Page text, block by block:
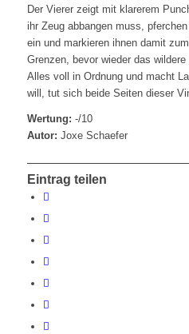
Der Vierer zeigt mit klarerem
ihr Zeug abbangen muss,
ein und markieren ihnen damit
Grenzen, bevor wieder das
Alles voll in Ordnung und macht
will, tut sich beide Seiten dieser
Wertung: -/10
Autor: Joxe Schaefer
Eintrag teilen